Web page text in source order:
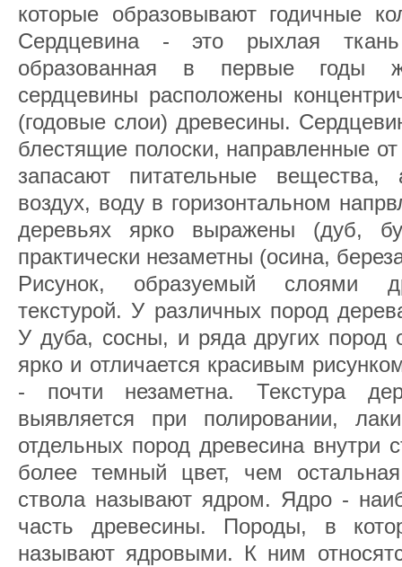
которые образовывают годичные
Сердцевина - это рыхлая
образованная в первые годы
сердцевины расположены
(годовые слои) древесины.
блестящие полоски, направленные
запасают питательные
воздух, воду в горизонтальном
деревьях ярко выражены (дуб,
практически незаметны (осина,
Рисунок, образуемый слоями
текстурой. У различных пород
У дуба, сосны, и ряда других пород
ярко и отличается красивым
- почти незаметна. Текстура
выявляется при полировании,
отдельных пород древесина внутри
более темный цвет, чем
ствола называют ядром. Ядро -
часть древесины. Породы, в
называют ядровыми. К ним